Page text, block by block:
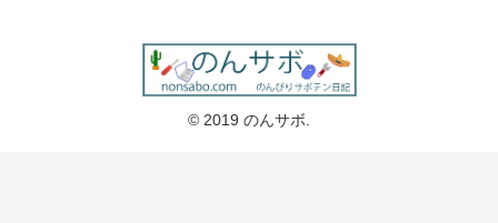
© 2019 のんサボ.